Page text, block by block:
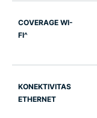
COVERAGE WI-
FI^
KONEKTIVITAS
ETHERNET